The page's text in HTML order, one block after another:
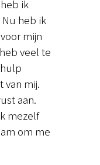
ik
heb ik
mijn
veel te
van mij.
aan.
mezelf
om me